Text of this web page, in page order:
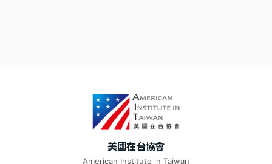
美國在台協會
American Institute in Taiwan